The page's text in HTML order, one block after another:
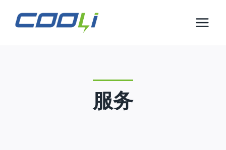
服务